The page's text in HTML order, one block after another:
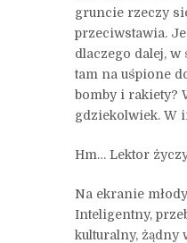
gruncie rzeczy
przeciwstawia.
dlaczego dalej, w
tam na uśpione
bomby i rakiety?
gdziekolwiek. W
Hm… Lektor
Na ekranie
Inteligentny,
kulturalny, żądny